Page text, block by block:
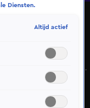
hoe hun Mud
spontaan bij Bas op
de
Diensten.
Altijd actief